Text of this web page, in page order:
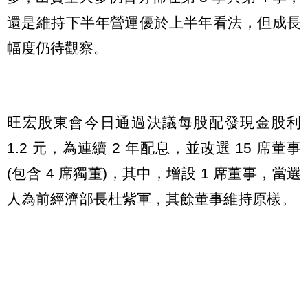
還是維持下半年營運優於上半年看法，但成長
幅度仍待觀察。
旺宏股東會今日通過決議每股配發現金股利
1.2 元，為連續 2 年配息，並改選 15 席董事
(包含 4 席獨董)，其中，增設 1 席董事，當選
人為前經濟部長杜紫軍，其餘董事維持原樣。